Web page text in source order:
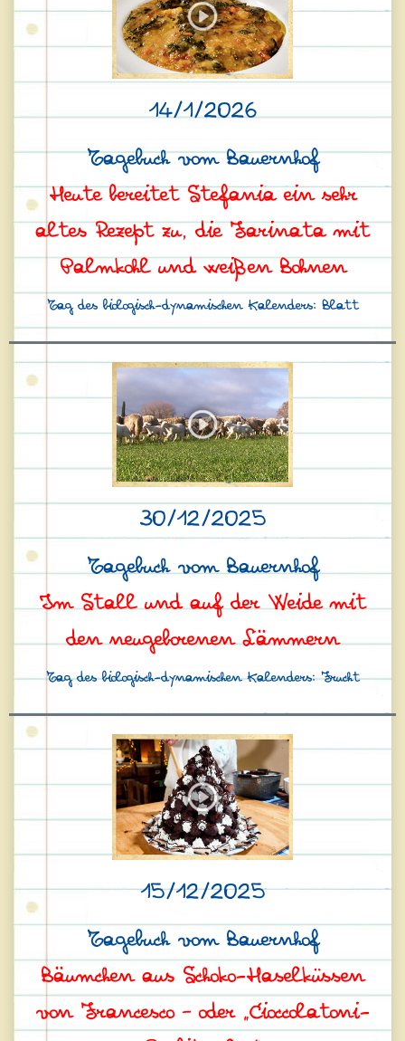
14/1/2026
Tagebuch vom Bauernhof
Heute bereitet Stefania ein sehr
altes Rezept zu, die Farinata mit
Palmkohl und weißen Bohnen
Tag des biologisch-dynamischen Kalenders: Blatt
30/12/2025
Tagebuch vom Bauernhof
Im Stall und auf der Weide mit
den neugeborenen Lämmern
Tag des biologisch-dynamischen Kalenders: Frucht
15/12/2025
Tagebuch vom Bauernhof
Bäumchen aus Schoko-Haselküssen
von Francesco – oder „Cioccolatoni-